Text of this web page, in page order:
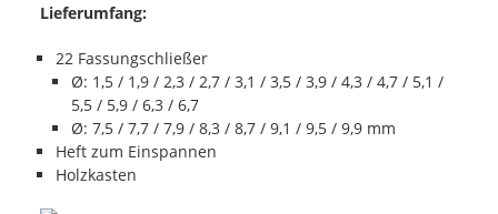
Lieferumfang:
22 Fassungschließer
Ø: 1,5 / 1,9 / 2,3 / 2,7 / 3,1 / 3,5 / 3,9 / 4,3 / 4,7 / 5,1 /
5,5 / 5,9 / 6,3 / 6,7
Ø: 7,5 / 7,7 / 7,9 / 8,3 / 8,7 / 9,1 / 9,5 / 9,9 mm
Heft zum Einspannen
Holzkasten